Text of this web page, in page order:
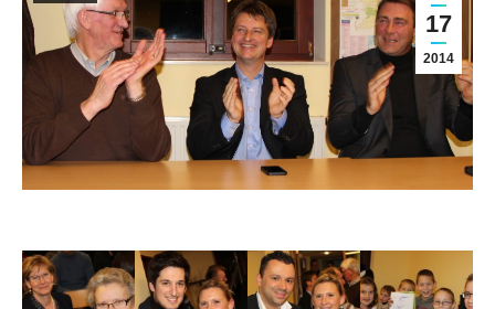
17
2014